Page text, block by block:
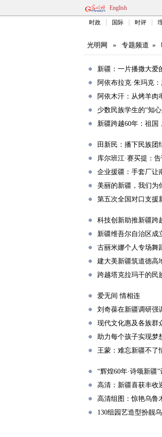
English
时政 国际 时评
光明网 » 专题频道 »
新疆：一片播撒大爱
阿依布拉克·朱玛克
阿依木汗：从烤羊肉
少数民族学生的“知
新疆跨越60年：祖国
田新民：播下民族团
库尔班江·赛买提：
企业援疆：手套厂让
美丽的新疆，我们为
第五次全国对口支援
科技创新助推新疆跨
新疆维吾尔自治区成
古丽米娜个人专场舞
建大美新疆筑道德高
跨越塔克拉玛干的民
爱无间 情相连
刘奇葆在新疆调研强
现代文化惠及各族
助力每个孩子实现梦
王蒙：难忘新疆不了
“辉煌60年·诗颂新疆
高清：新疆喜获丰收
高清组图：惊艳乌鲁
130组园艺造型扮靓